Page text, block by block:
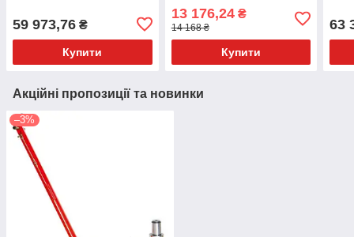
TRA25-2A
59 973,76 ₴
Купити
T830003XL TORIN
13 176,24₴
14 168 ₴
Купити
63
Акційні пропозиції та новинки
–3%